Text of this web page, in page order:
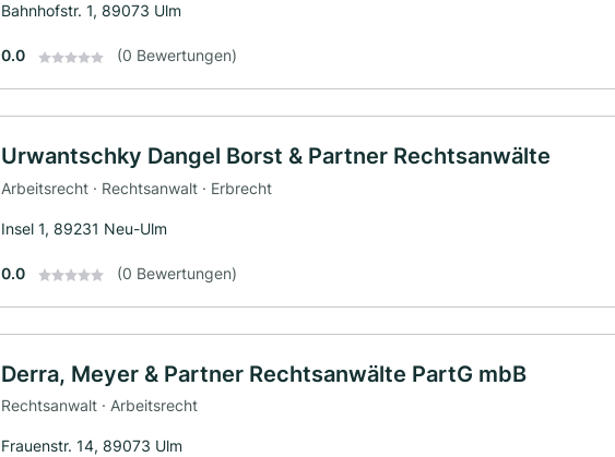
Bahnhofstr. 1, 89073 Ulm
0.0 (0 Bewertungen)
Urwantschky Dangel Borst & Partner Rechtsanwälte
Arbeitsrecht · Rechtsanwalt · Erbrecht
Insel 1, 89231 Neu-Ulm
0.0 (0 Bewertungen)
Derra, Meyer & Partner Rechtsanwälte PartG mbB
Rechtsanwalt · Arbeitsrecht
Frauenstr. 14, 89073 Ulm